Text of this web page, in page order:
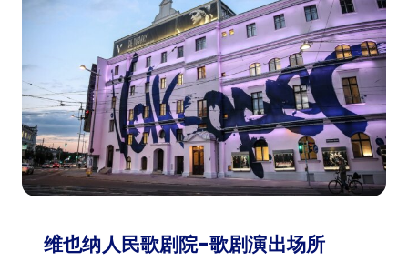
1
0
1
岁
游
客
维也纳人民歌剧院-歌剧演出场所